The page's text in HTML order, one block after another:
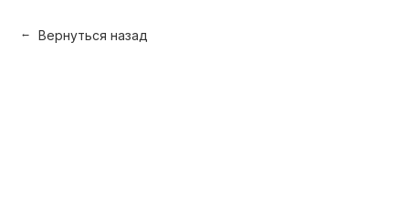
Вернуться назад
→